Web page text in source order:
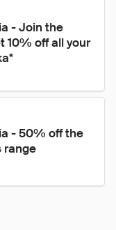
- Join the
10% off all your
- 50% off the
range